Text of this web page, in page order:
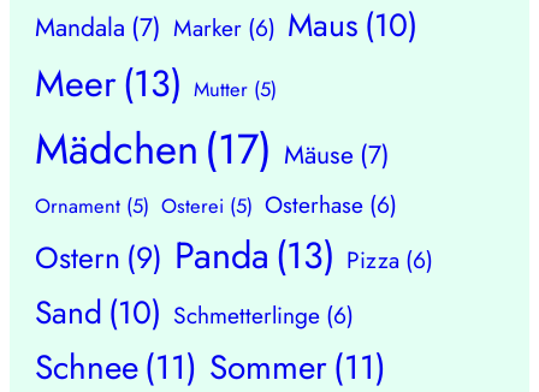
Mandala (7) Marker (6) Maus (10)
Meer(13) Mutter (5)
Mädchen (17) Mäuse (7)
Ornament (5) Osterei (5) Osterhase (6)
Ostern (9) Panda (13) Pizza (6)
Sand (10) Schmetterlinge (6)
Schnee(11) Sommer(11)